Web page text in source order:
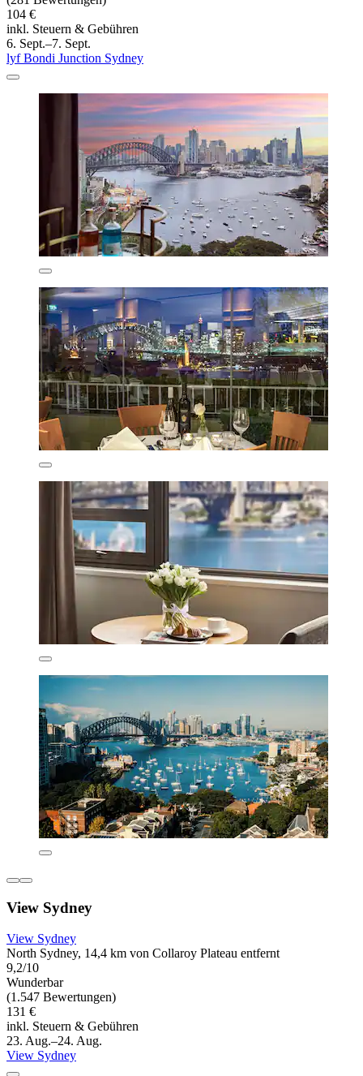
104 €
inkl. Steuern & Gebühren
6. Sept.–7. Sept.
lyf Bondi Junction Sydney
View Sydney
View Sydney
North Sydney, 14,4 km von Collaroy Plateau entfernt
9,2/10
Wunderbar
(1.547 Bewertungen)
131 €
inkl. Steuern & Gebühren
23. Aug.–24. Aug.
View Sydney